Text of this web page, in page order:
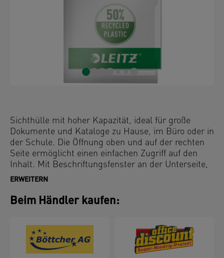
Sichthülle mit hoher Kapazität, ideal für große
Dokumente und Kataloge zu Hause, im Büro oder in
der Schule. Die Öffnung oben und auf der rechten
Seite ermöglicht einen einfachen Zugriff auf den
Inhalt. Mit Beschriftungsfenster an der Unterseite,
um den Inhalt leicht identifizieren und organisieren
immer wieder verwendbar. Das säurefreie Material
leicht zu lesen ist. Hergestellt aus PVC-Kunststoff
(Polyvinylchlorid) mit 50 % Pre-Consumer-Anteil,
extern geprüft und UL-zertifiziert.
ERWEITERN
Beim Händler kaufen: